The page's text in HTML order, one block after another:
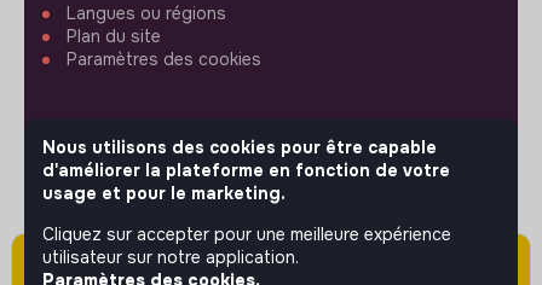
Attention cette annonce a été publiée il y a
Langues ou régions
Plan du site
Paramètres des cookies
SUIVEZ-NOUS
© 2026 jobs that makesense.
Nous utilisons des cookies pour être capable
d'améliorer la plateforme en fonction de votre
usage et pour le marketing.
Cliquez sur accepter pour une meilleure expérience
utilisateur sur notre application.
Paramètres des cookies.